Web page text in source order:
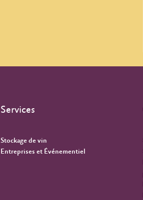
Services
Stockage de vin
Entreprises et Événementiel